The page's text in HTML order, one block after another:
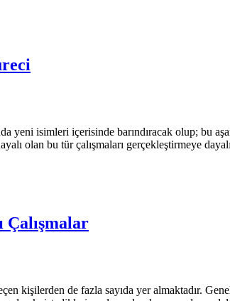
yeni isimleri içerisinde barındıracak olup; bu
olan bu tür çalışmaları gerçekleştirmeye
Çalışmalar
kişilerden de fazla sayıda yer almaktadır.